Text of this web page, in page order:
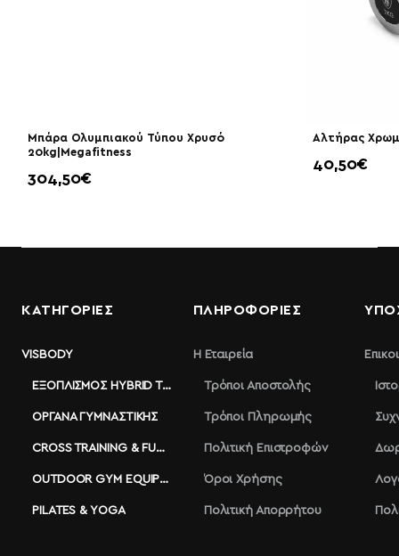
Μπάρα Ολυμπιακού Τύπου Χρυσό
20kg|Megafitness
304,50€
Αλτήρας
40,50€
ΚΑΤΗΓΟΡΙΕΣ
VISBODY
ΕΞΟΠΛΙΣΜΌΣ HYBRID TRAINING
ΌΡΓΑΝΑ ΓΥΜΝΑΣΤΙΚΉΣ
CROSS TRAINING & FUNCTIONAL
OUTDOOR GYM EQUIPMENT
PILATES & YOGA
ΠΛΗΡΟΦΟΡΊΕΣ
Η Εταιρεία
Τρόποι Αποστολής
Τρόποι Πληρωμής
Πολιτική Επιστροφών
Όροι Χρήσης
Πολιτική Απορρήτου